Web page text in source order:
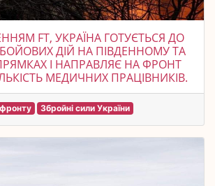
FT, УКРАЇНА ГОТУЄТЬСЯ ДО
ДІЙ НА ПІВДЕННОМУ ТА
І НАПРАВЛЯЄ НА ФРОНТ
МЕДИЧНИХ ПРАЦІВНИКІВ.
фронту Збройні сили України